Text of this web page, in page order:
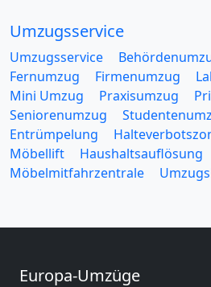
Umzugsservice
Umzugsservice
Fernumzug
Firmenumzug
Mini Umzug
Praxisumzug
Seniorenumzug
Entrümpelung
Möbellift
Haushaltsauflösung
Möbelmitfahrzentrale
Europa-Umzüge